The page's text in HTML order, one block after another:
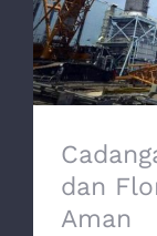
dan
Aman